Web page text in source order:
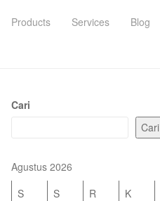
Products Services Blog
Cari
Cari
Agustus 2026
S
S R K